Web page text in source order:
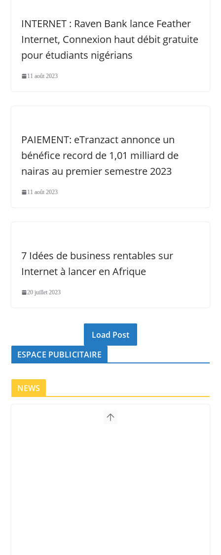
INTERNET : Raven Bank lance Feather
Internet, Connexion haut débit gratuite
pour étudiants nigérians
11 août 2023
PAIEMENT: eTranzact annonce un
bénéfice record de 1,01 milliard de
nairas au premier semestre 2023
11 août 2023
7 Idées de business rentables sur
Internet à lancer en Afrique
20 juillet 2023
Load Post
ESPACE PUBLICITAIRE
NEWS